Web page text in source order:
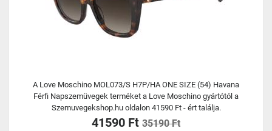
A Love Moschino MOL073/S H7P/HA ONE SIZE (54) Havana
Férfi Napszemüvegek terméket a Love Moschino gyártótól a
Szemuvegekshop.hu oldalon 41590 Ft - ért találja.
41590 Ft 35190 Ft